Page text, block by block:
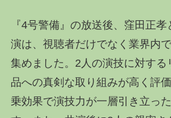
『4号警備』の放送後、窪田正
演は、視聴者だけでなく業界内
集めました。2人の演技に対する
品への真剣な取り組みが高く評
乗効果で演技力が一層引き立っ